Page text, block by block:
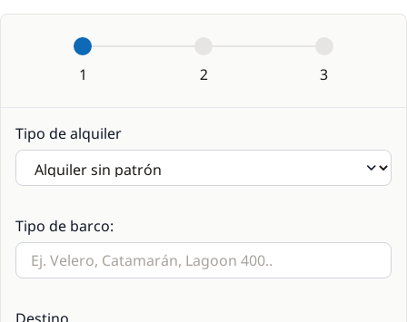
1 2 3
Tipo de alquiler
Tipo de barco: